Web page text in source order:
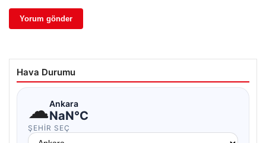
Hava Durumu
☁Ankara
NaN°C
ŞEHIR SEÇ